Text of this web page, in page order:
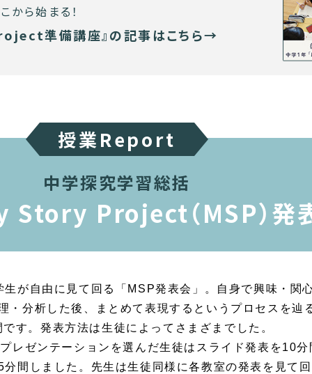
ら始まる！
準備講座』の記事はこちら→
授業Report
中学探究学習総括
Story Project（MSP）発
が自由に見て回る「MSP発表会」。自身で興味・関
・分析した後、まとめて表現するというプロセスを辿
す。発表方法は生徒によってさまざまでした。
レゼンテーションを選んだ生徒はスライド発表を10分
間しました。先生は生徒同様に各教室の発表を見て